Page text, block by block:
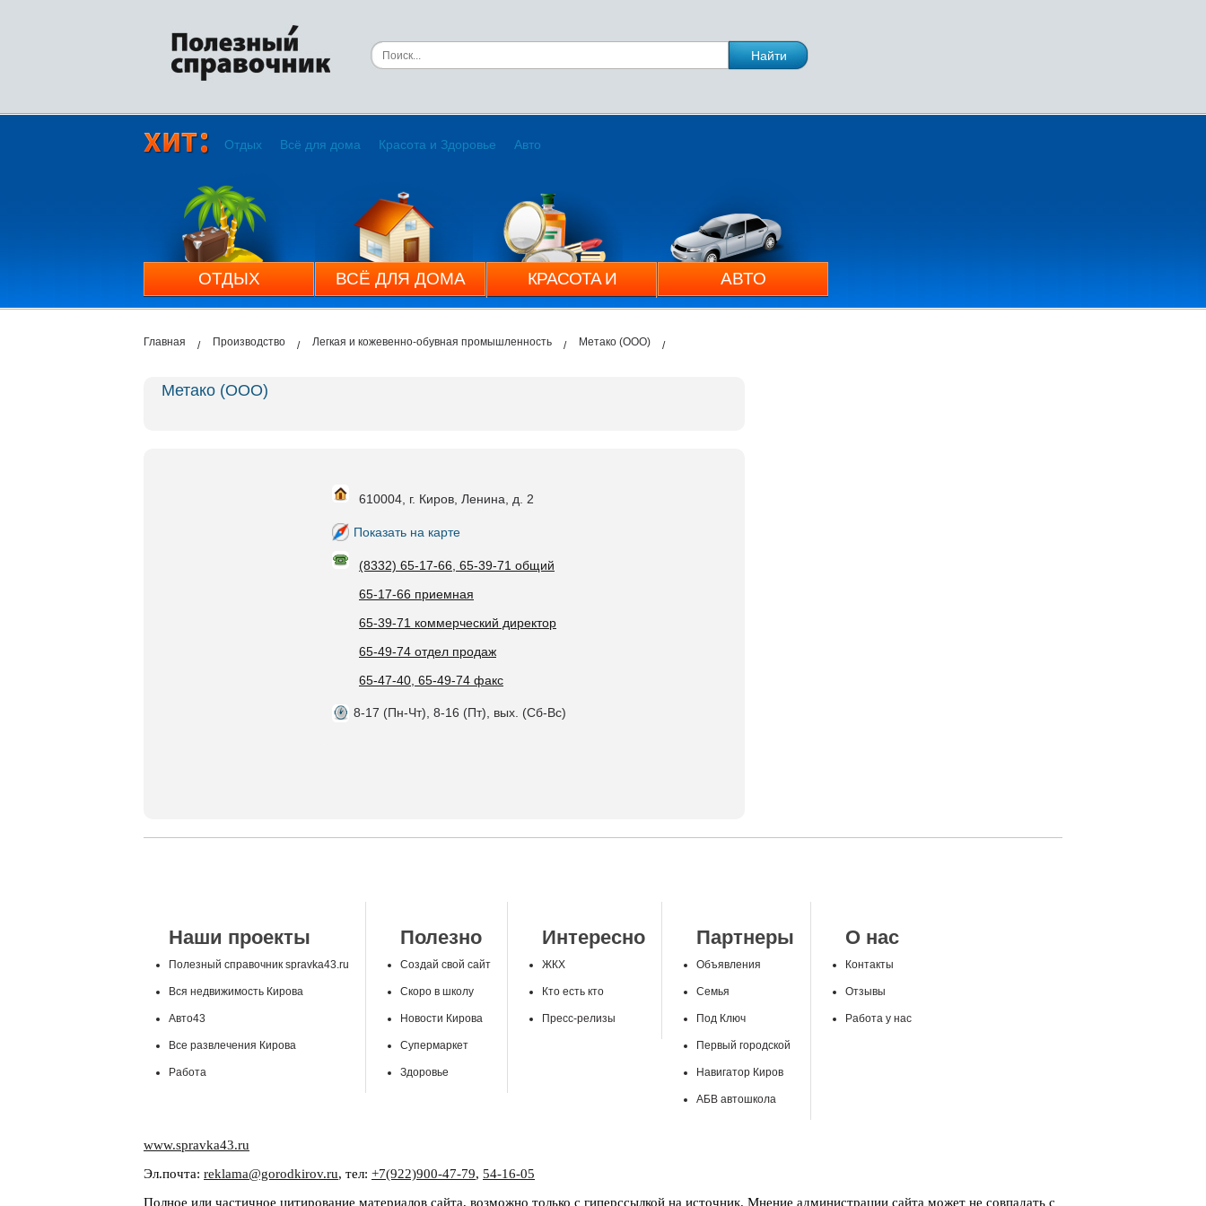
Отдых Всё для дома Красота и Здоровье Авто
ОТДЫХ ВСЁ ДЛЯ ДОМА
КРАСОТА И
ЗДОРОВЬЕ
АВТО
Главная Производство Легкая и кожевенно-обувная промышленность Метако (ООО)
Метако (ООО)
610004, г. Киров, Ленина, д. 2
Показать на карте
(8332) 65-17-66, 65-39-71 общий
65-17-66 приемная
65-39-71 коммерческий директор
65-49-74 отдел продаж
65-47-40, 65-49-74 факс
8-17 (Пн-Чт), 8-16 (Пт), вых. (Сб-Вс)
Наши проекты
Полезный справочник spravka43.ru
Вся недвижимость Кирова
Авто43
Все развлечения Кирова
Работа
Полезно
Создай свой сайт
Скоро в школу
Новости Кирова
Супермаркет
Здоровье
Интересно
ЖКХ
Кто есть кто
Пресс-релизы
Партнеры
Объявления
Семья
Под Ключ
Первый городской
Навигатор Киров
АБВ автошкола
О нас
Контакты
Отзывы
Работа у нас
www.spravka43.ru
Эл.почта: reklama@gorodkirov.ru, тел: +7(922)900-47-79, 54-16-05
Полное или частичное цитирование материалов сайта, возможно только с гиперссылкой на источник. Мнение администрации сайта может не совпадать с